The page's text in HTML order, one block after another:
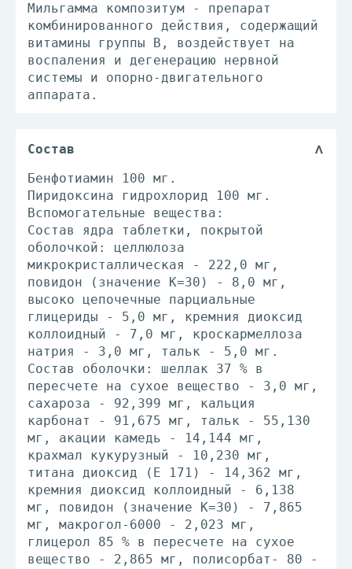
Мильгамма композитум - препарат
комбинированного действия, содержащий
витамины группы В, воздействует на
воспаления и дегенерацию нервной
системы и опорно-двигательного
аппарата.
Состав
Бенфотиамин 100 мг.
Пиридоксина гидрохлорид 100 мг.
Вспомогательные вещества:
Состав ядра таблетки, покрытой
оболочкой: целлюлоза
микрокристаллическая - 222,0 мг,
повидон (значение К=30) - 8,0 мг,
высоко цепочечные парциальные
глицериды - 5,0 мг, кремния диоксид
коллоидный - 7,0 мг, кроскармеллоза
натрия - 3,0 мг, тальк - 5,0 мг.
Состав оболочки: шеллак 37 % в
пересчете на сухое вещество - 3,0 мг,
сахароза - 92,399 мг, кальция
карбонат - 91,675 мг, тальк - 55,130
мг, акации камедь - 14,144 мг,
крахмал кукурузный - 10,230 мг,
титана диоксид (Е 171) - 14,362 мг,
кремния диоксид коллоидный - 6,138
мг, повидон (значение К=30) - 7,865
мг, макрогол-6000 - 2,023 мг,
глицерол 85 % в пересчете на сухое
вещество - 2,865 мг, полисорбат- 80 -